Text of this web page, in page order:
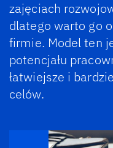
zajęciach
dlatego warto go
firmie. Model ten
potencjału
łatwiejsze i
celów.